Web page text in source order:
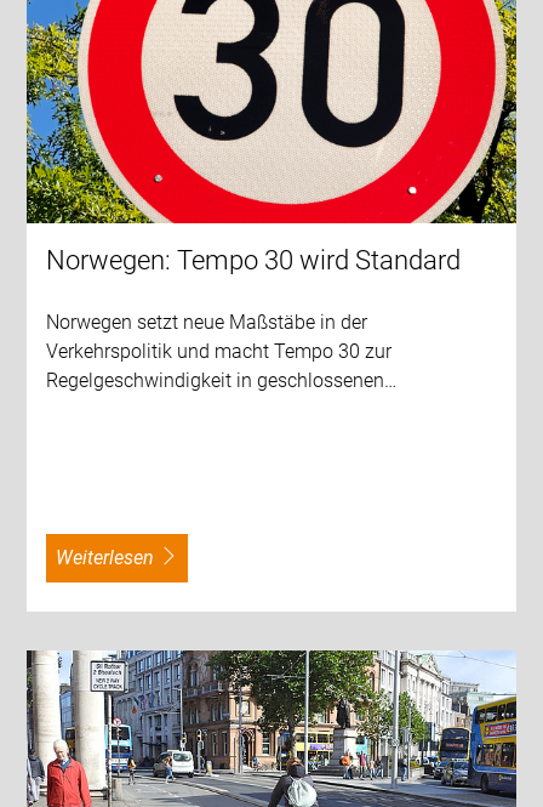
Norwegen: Tempo 30 wird Standard
Norwegen setzt neue Maßstäbe in der
Verkehrspolitik und macht Tempo 30 zur
Regelgeschwindigkeit in geschlossenen…
weiterlesen